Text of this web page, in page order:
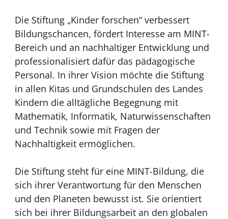
Die Stiftung „Kinder forschen“ verbessert
Bildungschancen, fördert Interesse am MINT-
Bereich und an nachhaltiger Entwicklung und
professionalisiert dafür das pädagogische
Personal. In ihrer Vision möchte die Stiftung
in allen Kitas und Grundschulen des Landes
Kindern die alltägliche Begegnung mit
Mathematik, Informatik, Naturwissenschaften
und Technik sowie mit Fragen der
Nachhaltigkeit ermöglichen.
Die Stiftung steht für eine MINT-Bildung, die
sich ihrer Verantwortung für den Menschen
und den Planeten bewusst ist. Sie orientiert
sich bei ihrer Bildungsarbeit an den globalen